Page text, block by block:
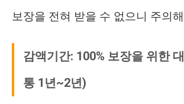
보장을 전혀 받을 수 없으니 주의
감액기간: 100% 보장을 위한
통 1년~2년)